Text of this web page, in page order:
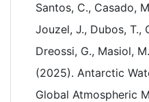
Santos, C., Casado,
Jouzel, J., Dubos, T.,
Dreossi, G., Masiol,
(2025). Antarctic
Global Atmospheric